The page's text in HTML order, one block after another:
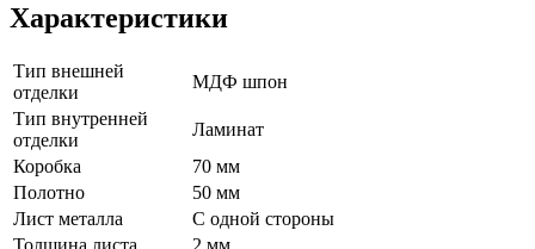
Характеристики
Тип внешней
отделки
МДФ шпон
Тип внутренней
отделки
Ламинат
Коробка
70 мм
Полотно
50 мм
Лист металла
С одной стороны